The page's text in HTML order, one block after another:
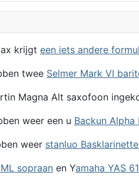
krijgt een iets andere
twee Selmer Mark VI
Magna Alt saxofoon
weer een u Backun Alpha
weer stanluo
sopraan en Yamaha YAS 61